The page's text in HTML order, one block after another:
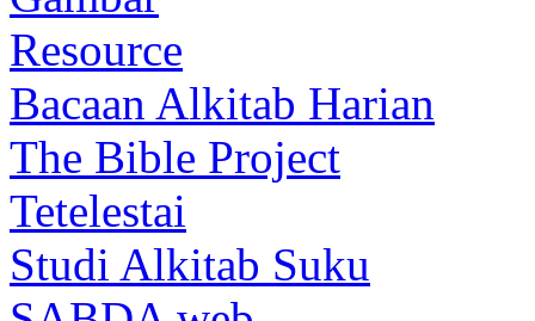
Resource
Bacaan Alkitab Harian
The Bible Project
Tetelestai
Studi Alkitab Suku